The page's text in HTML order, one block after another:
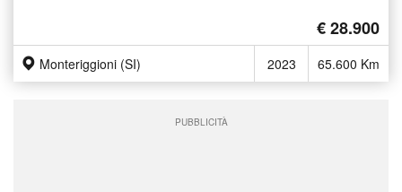
€ 28.900
Monteriggioni (SI) 2023 65.600 Km
PUBBLICITÀ